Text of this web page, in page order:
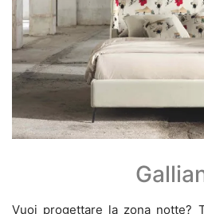
Vuoi progettare la zona notte?